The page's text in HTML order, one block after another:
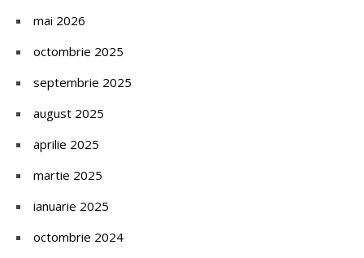
mai 2026
octombrie 2025
septembrie 2025
august 2025
aprilie 2025
martie 2025
ianuarie 2025
octombrie 2024